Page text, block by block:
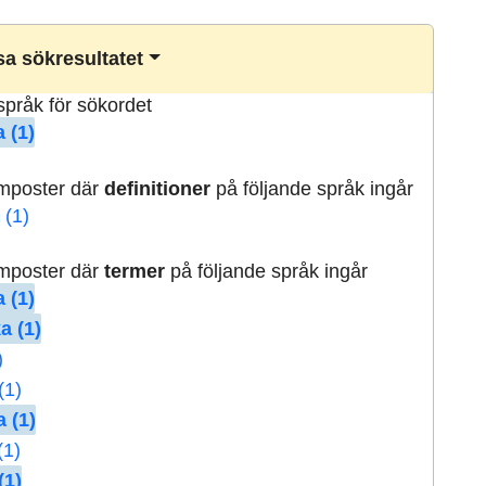
sökresultatet
för sökordet
(1)
därdefinitioner på följande språk ingår
(1)
därtermer på följande språk ingår
(1)
(1)
(1)